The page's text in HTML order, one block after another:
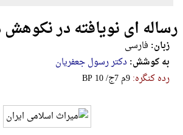
رساله ای نویافته در
زبان: فارسی
به کوشش: دکتر رسول جعفریان
رده کنگره:‎B‎P‎ ‎1‎0‎ ‎/‎ج‎7‎ ‎م‎9